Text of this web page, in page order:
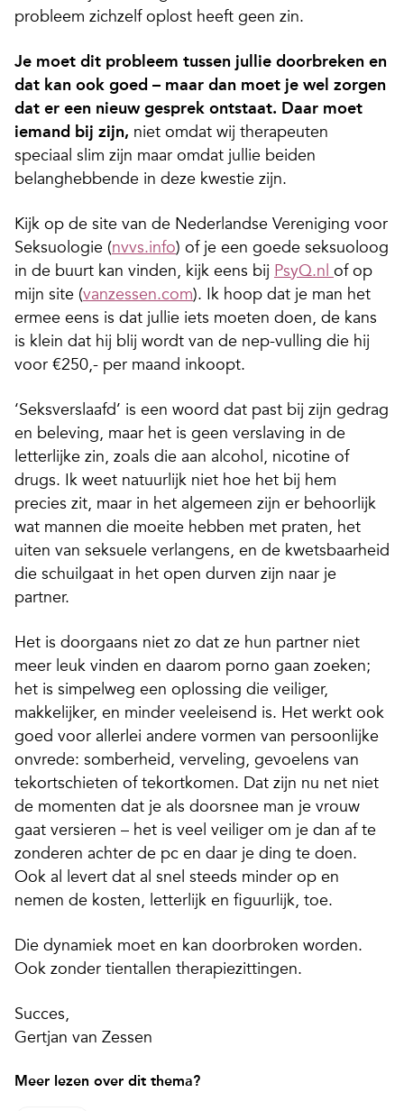
probleem zichzelf oplost heeft geen zin.
Je moet dit probleem tussen jullie doorbreken en
dat kan ook goed – maar dan moet je wel zorgen
dat er een nieuw gesprek ontstaat. Daar moet
iemand bij zijn, niet omdat wij therapeuten
speciaal slim zijn maar omdat jullie beiden
belanghebbende in deze kwestie zijn.
Kijk op de site van de Nederlandse Vereniging voor
Seksuologie (nvvs.info) of je een goede seksuoloog
in de buurt kan vinden, kijk eens bij PsyQ.nl of op
mijn site (vanzessen.com). Ik hoop dat je man het
ermee eens is dat jullie iets moeten doen, de kans
is klein dat hij blij wordt van de nep-vulling die hij
voor €250,- per maand inkoopt.
‘Seksverslaafd’ is een woord dat past bij zijn gedrag
en beleving, maar het is geen verslaving in de
letterlijke zin, zoals die aan alcohol, nicotine of
drugs. Ik weet natuurlijk niet hoe het bij hem
precies zit, maar in het algemeen zijn er behoorlijk
wat mannen die moeite hebben met praten, het
uiten van seksuele verlangens, en de kwetsbaarheid
die schuilgaat in het open durven zijn naar je
partner.
Het is doorgaans niet zo dat ze hun partner niet
meer leuk vinden en daarom porno gaan zoeken;
het is simpelweg een oplossing die veiliger,
makkelijker, en minder veeleisend is. Het werkt ook
goed voor allerlei andere vormen van persoonlijke
onvrede: somberheid, verveling, gevoelens van
tekortschieten of tekortkomen. Dat zijn nu net niet
de momenten dat je als doorsnee man je vrouw
gaat versieren – het is veel veiliger om je dan af te
zonderen achter de pc en daar je ding te doen.
Ook al levert dat al snel steeds minder op en
nemen de kosten, letterlijk en figuurlijk, toe.
Die dynamiek moet en kan doorbroken worden.
Ook zonder tientallen therapiezittingen.
Succes,
Gertjan van Zessen
Meer lezen over dit thema?